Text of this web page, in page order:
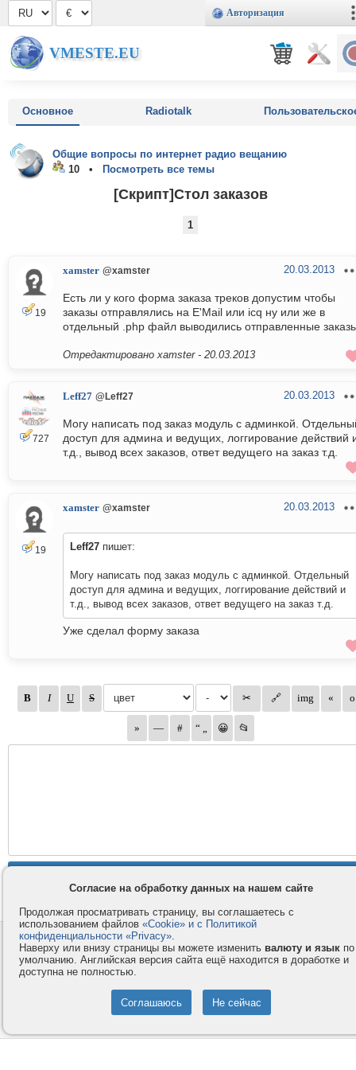
Авторизация
VMESTE.EU
Основное Radiotalk
Общие вопросы по интернет радио вещанию
10 •
Посмотреть все темы
[Скрипт]Стол заказов
1
19
xamster @xamster 20.03.2013
Есть ли у кого форма заказа треков допустим чтобы
заказы отправлялись на E'Mail или icq ну или же в
отдельный .php файл выводились отправленные
Отредактировано xamster - 20.03.2013
727
Leff27 @Leff27 20.03.2013
Могу написать под заказ модуль с админкой.
доступ для админа и ведущих, логгирование действий
т.д., вывод всех заказов, ответ ведущего на заказ т.д.
19
xamster @xamster 20.03.2013
Leff27 пишет:
Могу написать под заказ модуль с админкой. Отдельный
доступ для админа и ведущих, логгирование действий и
т.д., вывод всех заказов, ответ ведущего на заказ т.д.
Уже сделал форму заказа
Контакты
Компания
Правила и условия
Услуги
Форумы
Согласие на обработку данных на нашем сайте
Продолжая просматривать страницу, вы соглашаетесь с
использованием файлов «Cookie» и с Политикой
конфиденциальности «Privacy».
Наверху или внизу страницы вы можете изменить валюту и язык по
умолчанию. Английская версия сайта ещё находится в доработке и
доступна не полностью.